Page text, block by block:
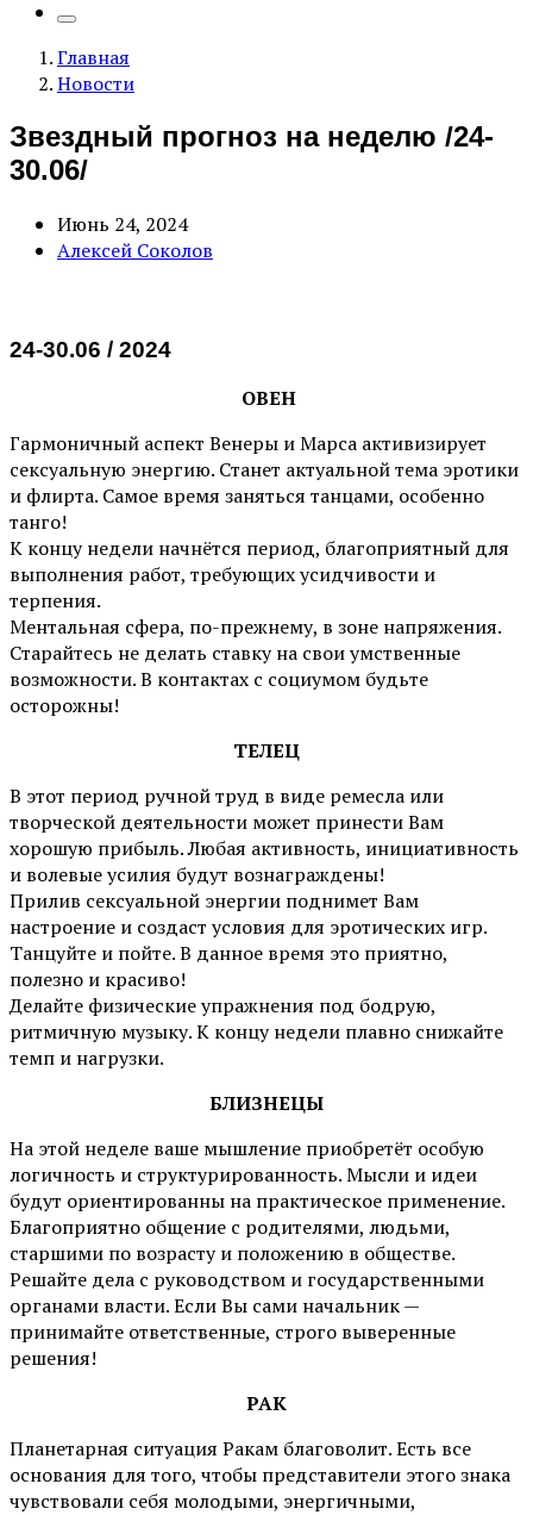
Главная
Новости
Звездный прогноз на неделю /24-
30.06/
Июнь 24, 2024
Алексей Соколов
24-30.06 / 2024
ОВЕН
Гармоничный аспект Венеры и Марса активизирует
сексуальную энергию. Станет актуальной тема эротики
и флирта. Самое время заняться танцами, особенно
танго!
К концу недели начнётся период, благоприятный для
выполнения работ, требующих усидчивости и
терпения.
Ментальная сфера, по-прежнему, в зоне напряжения.
Старайтесь не делать ставку на свои умственные
возможности. В контактах с социумом будьте
осторожны!
ТЕЛЕЦ
В этот период ручной труд в виде ремесла или
творческой деятельности может принести Вам
хорошую прибыль. Любая активность, инициативность
и волевые усилия будут вознаграждены!
Прилив сексуальной энергии поднимет Вам
настроение и создаст условия для эротических игр.
Танцуйте и пойте. В данное время это приятно,
полезно и красиво!
Делайте физические упражнения под бодрую,
ритмичную музыку. К концу недели плавно снижайте
темп и нагрузки.
БЛИЗНЕЦЫ
На этой неделе ваше мышление приобретёт особую
логичность и структурированность. Мысли и идеи
будут ориентированны на практическое применение.
Благоприятно общение с родителями, людьми,
старшими по возрасту и положению в обществе.
Решайте дела с руководством и государственными
органами власти. Если Вы сами начальник —
принимайте ответственные, строго выверенные
решения!
РАК
Планетарная ситуация Ракам благоволит. Есть все
основания для того, чтобы представители этого знака
чувствовали себя молодыми, энергичными,